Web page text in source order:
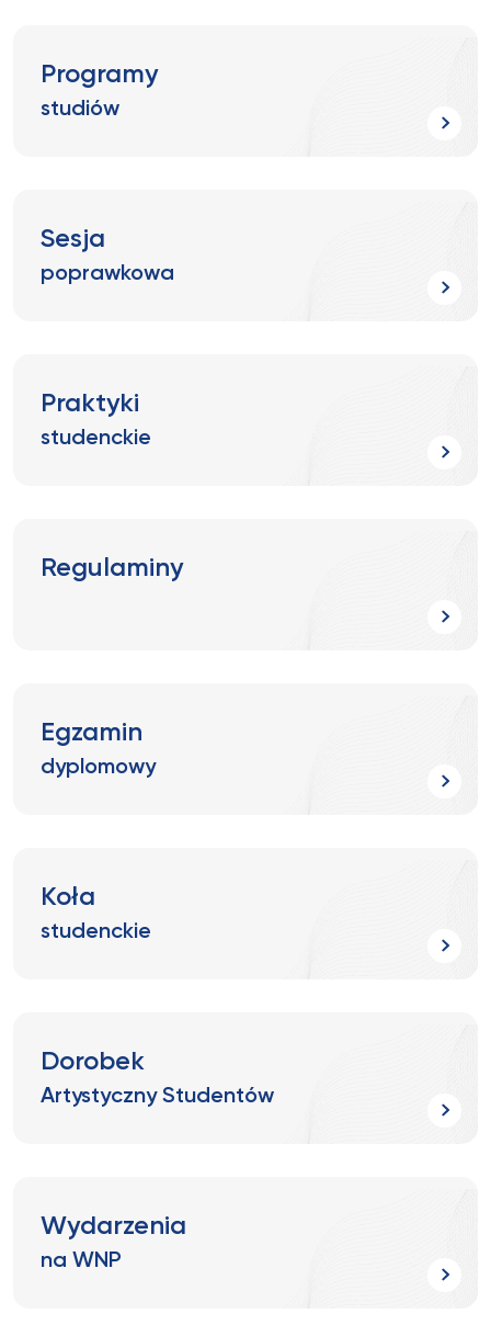
Programy
studiów
Sesja
poprawkowa
Praktyki
studenckie
Regulaminy
Egzamin
dyplomowy
Koła
studenckie
Dorobek
Artystyczny Studentów
Wydarzenia
na WNP